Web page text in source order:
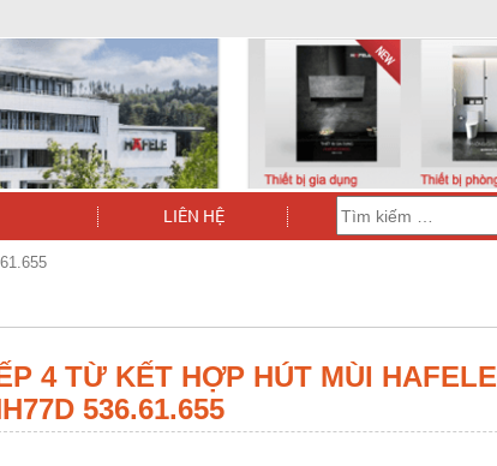
LIÊN HỆ
4 TỪ KẾT HỢP HÚT MÙI
536.61.655